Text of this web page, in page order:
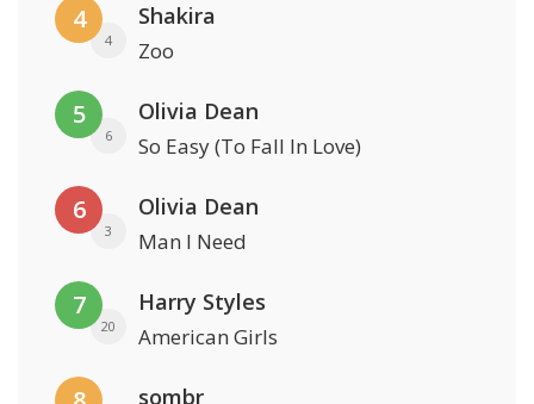
4
4
Shakira
Zoo
5
6
Olivia Dean
So Easy (To Fall In Love)
6
3
Olivia Dean
Man I Need
7
20
Harry Styles
American Girls
sombr